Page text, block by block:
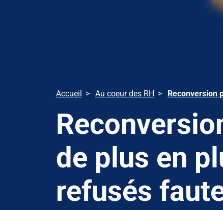
Accueil Au coeur des RH Reconversion
de plus en
refusés